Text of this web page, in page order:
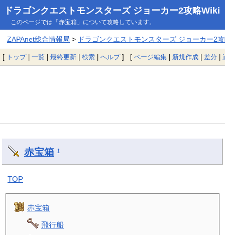
ドラゴンクエストモンスターズ ジョーカー2攻略Wiki
このページでは「赤宝箱」について攻略しています。
ZAPAnet総合情報局 > ドラゴンクエストモンスターズ ジョーカー2
[ トップ| 一覧 | 最終更新 | 検索 | ヘルプ] [ ページ編集 | 新規作成 | 差分 |
赤宝箱 †
TOP
赤宝箱
飛行船